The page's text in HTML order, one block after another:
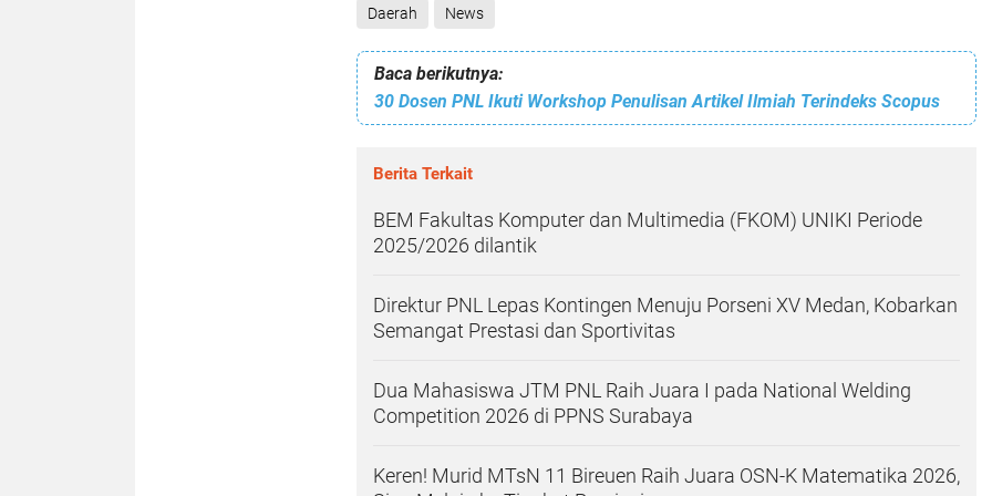
Daerah News
Baca berikutnya:
30 Dosen PNL Ikuti Workshop Penulisan Artikel Ilmiah Terindeks Scopus
Berita Terkait
BEM Fakultas Komputer dan Multimedia (FKOM) UNIKI Periode
2025/2026 dilantik
Direktur PNL Lepas Kontingen Menuju Porseni XV Medan, Kobarkan
Semangat Prestasi dan Sportivitas
Dua Mahasiswa JTM PNL Raih Juara I pada National Welding
Competition 2026 di PPNS Surabaya
Keren! Murid MTsN 11 Bireuen Raih Juara OSN-K Matematika 2026,